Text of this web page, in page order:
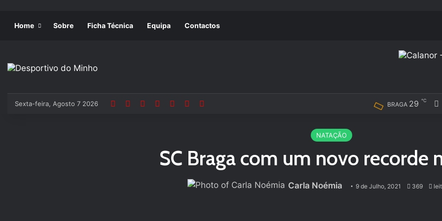
Home Sobre Ficha Técnica Equipa Contactos
Sexta-feira, Agosto 7 2026 BRAGA 29 ℃
NATAÇÃO
SC Braga com um novo recorde
Carla Noémia 9 de Julho, 2021 369